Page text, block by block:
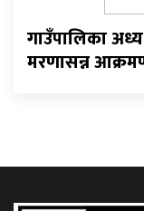
गाउँपालिका
मरणासन्न